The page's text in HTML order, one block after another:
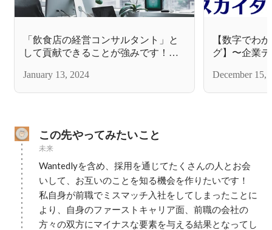
「飲食店の経営コンサルタント」と
して貢献できることが強みです！
January 13, 2024
【数字でわ
グ】〜企業
December 15,
この先やってみたいこと
未来
Wantedlyを含め、採用を通じてたくさんの人とお会
いして、お互いのことを知る機会を作りたいです！
私自身が前職でミスマッチ入社をしてしまったことに
より、自身のファーストキャリア面、前職の会社の
方々の双方にマイナスな要素を与える結果となってし